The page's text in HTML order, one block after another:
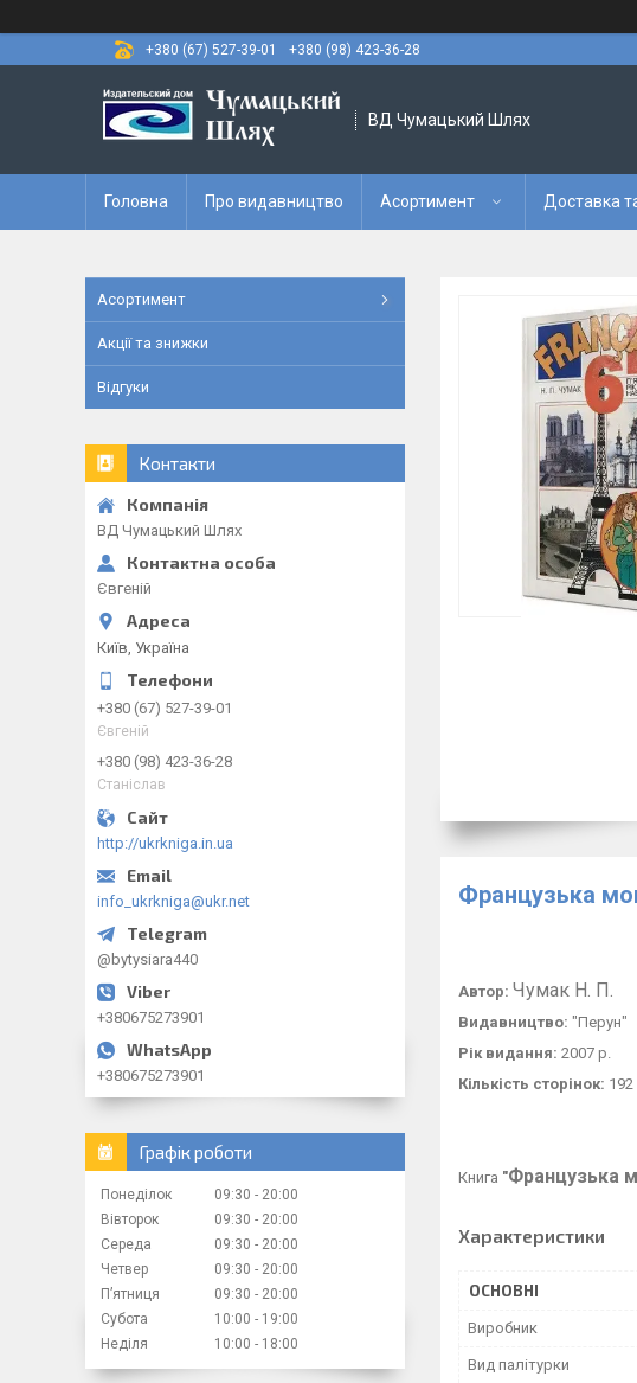
+380 (67) 527-39-01
+380 (98) 423-36-28
ВД Чумацький Шлях
Головна Про видавництво Асортимент Доставка
Французька
Автор: Чумак Н. П.
Видавництво: "Перун"
Рік видання: 2007 р.
Кількість сторінок: 192
Книга "Французька
Характеристики
ОСНОВНІ
Виробник
Вид палітурки
Асортимент
Акції та знижки
Відгуки
Контакти
ВД Чумацький Шлях
Євгеній
Київ, Україна
+380 (67) 527-39-01
Євгеній
+380 (98) 423-36-28
Станіслав
http://ukrkniga.in.ua
info_ukrkniga@ukr.net
@bytysiara440
+380675273901
+380675273901
Графік роботи
Понеділок 09:30
20:00
Вівторок
09:30
20:00
Середа
09:30
20:00
Четвер
09:30
20:00
Пʼятниця
09:30
20:00
Субота
10:00
19:00
Неділя
10:00 18:00